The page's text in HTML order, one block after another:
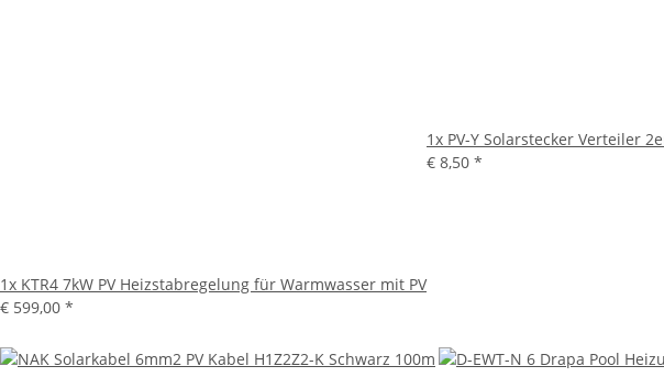
1x KTR4 7kW PV Heizstabregelung für Warmwasser mit PV
€ 599,00 *
1x PV-Y Solarstecker Verteiler
€ 8,50 *